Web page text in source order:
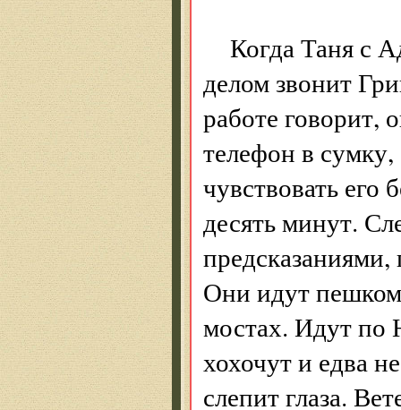
Когда Таня с
делом звонит
работе говорит,
телефон в
чувствовать его
десять минут.
Они идут
мостах. Идут по
хохочут и едва
слепит глаза.